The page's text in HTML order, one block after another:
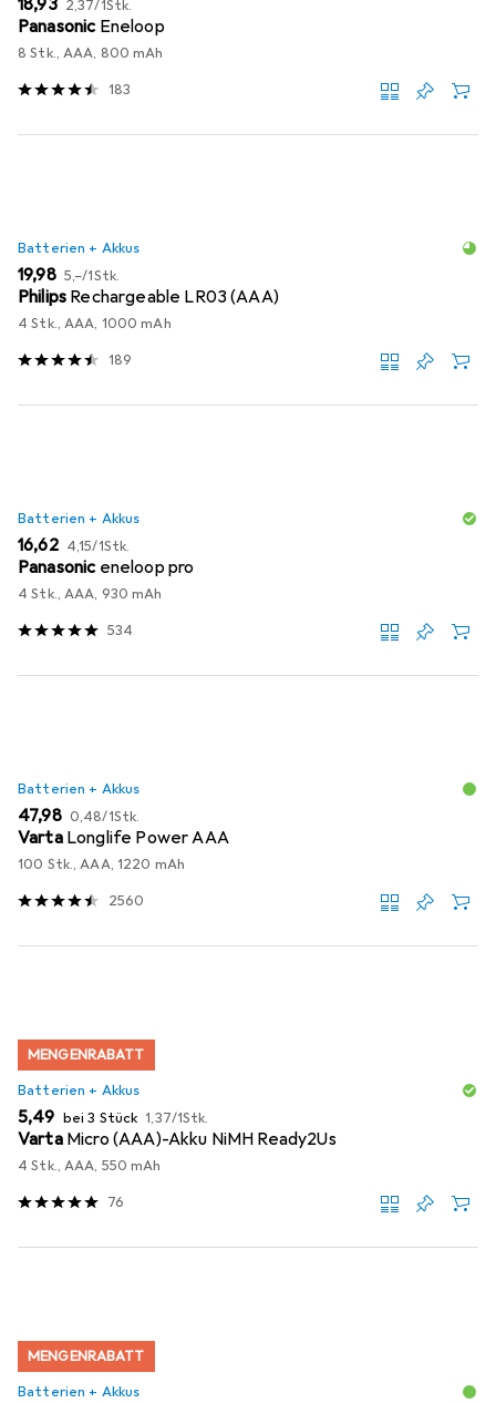
2,37/1Stk.
Panasonic Eneloop
8 Stk., AAA, 800 mAh
183
Batterien + Akkus
EUR
19,98 EUR
5,–/1Stk.
Philips Rechargeable LR03 (AAA)
4 Stk., AAA, 1000 mAh
189
Batterien + Akkus
EUR
16,62 EUR
4,15/1Stk.
Panasonic eneloop pro
4 Stk., AAA, 930 mAh
534
Batterien + Akkus
EUR
47,98 EUR
0,48/1Stk.
Varta Longlife Power AAA
100 Stk., AAA, 1220 mAh
2560
MENGENRABATT
Batterien + Akkus
EUR
5,49 bei 3 Stück EUR
1,37/1Stk.
Varta Micro (AAA)-Akku NiMH Ready2Us
4 Stk., AAA, 550 mAh
76
MENGENRABATT
Batterien + Akkus